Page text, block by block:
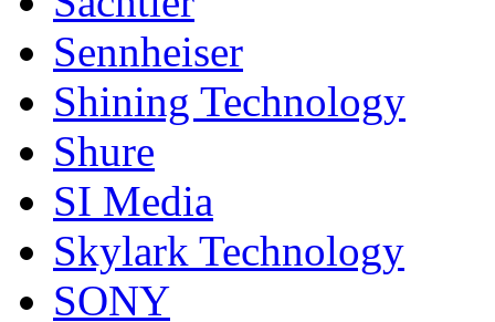
Sennheiser
Shining Technology
Shure
SI Media
Skylark Technology
SONY